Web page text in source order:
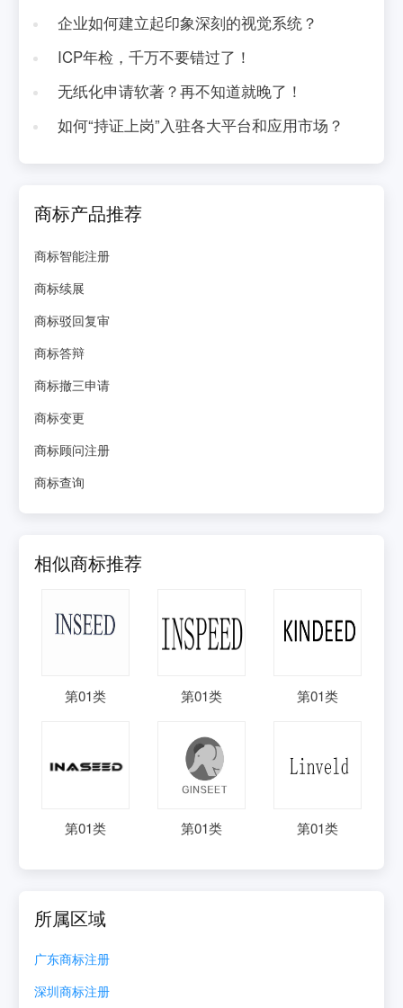
企业如何建立起印象深刻的视觉系统？
ICP年检，千万不要错过了！
无纸化申请软著？再不知道就晚了！
如何“持证上岗”入驻各大平台和应用市场？
商标产品推荐
商标智能注册
商标续展
商标驳回复审
商标答辩
商标撤三申请
商标变更
商标顾问注册
商标查询
相似商标推荐
第01类 第01类 第01类
第01类 第01类 第01类
所属区域
广东商标注册
深圳商标注册